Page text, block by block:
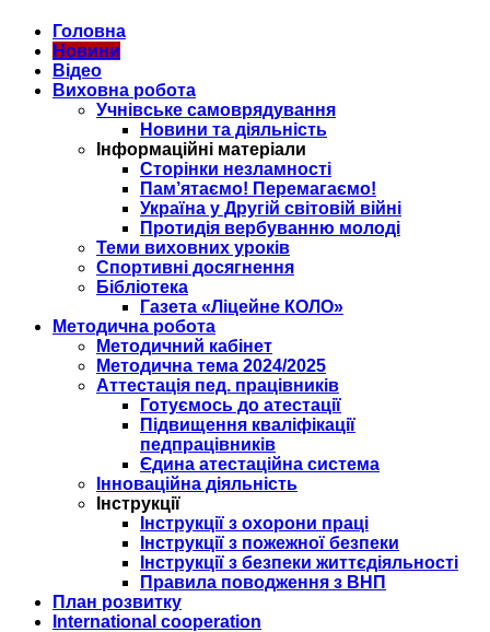
Головна
Новини
Відео
Виховна робота
Учнівське самоврядування
Новини та діяльність
Інформаційні матеріали
Сторінки незламності
Пам’ятаємо! Перемагаємо!
Україна у Другій світовій війні
Протидія вербуванню молоді
Теми виховних уроків
Спортивні досягнення
Бібліотека
Газета «Ліцейне КОЛО»
Методична робота
Методичний кабінет
Методична тема 2024/2025
Аттестація пед. працівників
Готуємось до атестації
Підвищення кваліфікації
педпрацівників
Єдина атестаційна система
Інноваційна діяльність
Інструкції
Інструкції з охорони праці
Інструкції з пожежної безпеки
Інструкції з безпеки життєдіяльності
Правила поводження з ВНП
План розвитку
International cooperation